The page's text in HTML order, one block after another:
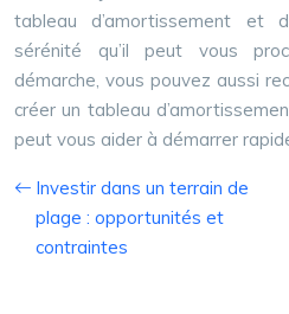
tableau d’amortissement
sérénité qu’il peut vous
démarche, vous pouvez aussi
créer un tableau
peut vous aider à démarrer
Investir dans un terrain de
plage : opportunités et
contraintes